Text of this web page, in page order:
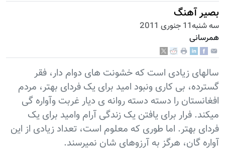
بصیر آهنگ
سه شنبه11 جنوری 2011
همرسانی
سالهای زیادی است که خشونت های دوام دار، فقر
گسترده، بی کاری ونبود امید برای یک فردای بهتر، مردم
افغانستان را دسته دسته روانه ی دیار غربت وآواره گی
میکند. فرار برای یافتن یک زندگی آرام وامید برای یک
فردای بهتر. اما طوری که معلوم است، تعداد زیادی از این
آواره گان، هرگز به آرزوهای شان نمیرسند.